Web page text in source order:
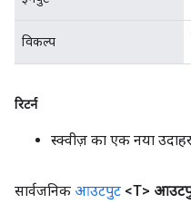
विकल्प
रिटर्न
स्क्वीज़ का एक नया
सार्वजनिक आउटपुट <T>